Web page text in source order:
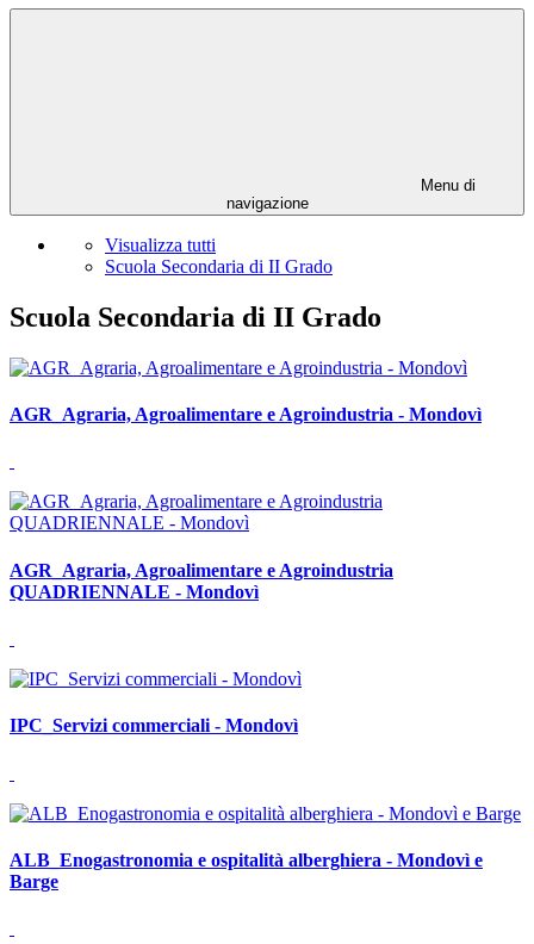
Menu di
navigazione
Visualizza tutti
Scuola Secondaria di II Grado
Scuola Secondaria di II Grado
AGR_Agraria, Agroalimentare e Agroindustria - Mondovì
AGR_Agraria, Agroalimentare e Agroindustria
QUADRIENNALE - Mondovì
IPC_Servizi commerciali - Mondovì
ALB_Enogastronomia e ospitalità alberghiera - Mondovì e
Barge